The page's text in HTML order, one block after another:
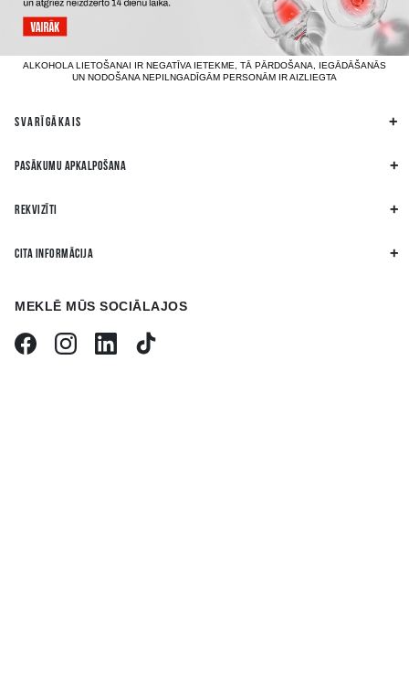
ALKOHOLA LIETOŠANAI IR NEGATĪVA IETEKME, TĀ PĀRDOŠANA, IEGĀDĀŠANĀS
UN NODOŠANA NEPILNGADĪGĀM PERSONĀM IR AIZLIEGTA
SVARĪGĀKAIS
PASĀKUMU APKALPOŠANA
REKVIZĪTI
CITA INFORMĀCIJA
MEKLĒ MŪS SOCIĀLAJOS